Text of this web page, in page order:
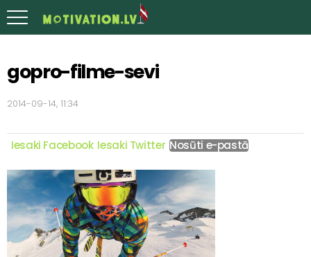
gopro-filme-sevi
2014-09-14, 11:34
Iesaki Facebook Iesaki Twitter Nosūti e-pastā